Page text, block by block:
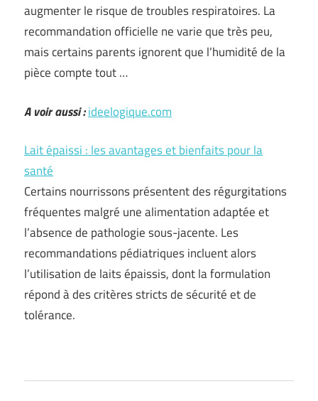
augmenter le risque de troubles respiratoires. La
recommandation officielle ne varie que très peu,
mais certains parents ignorent que l’humidité de la
pièce compte tout …
A voir aussi :ideelogique.com
Lait épaissi : les avantages et bienfaits pour la
santé
Certains nourrissons présentent des régurgitations
fréquentes malgré une alimentation adaptée et
l’absence de pathologie sous-jacente. Les
recommandations pédiatriques incluent alors
l’utilisation de laits épaissis, dont la formulation
répond à des critères stricts de sécurité et de
tolérance.